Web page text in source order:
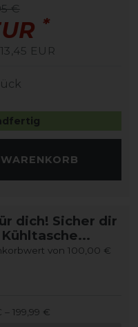
€
*
EUR
dich! Sicher dir
von 100,00 €
199,99 €